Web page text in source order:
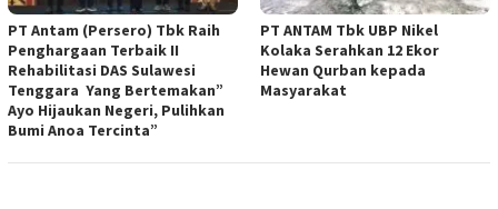
PT Antam (Persero) Tbk Raih
Penghargaan Terbaik II
Rehabilitasi DAS Sulawesi
Tenggara Yang Bertemakan”
Ayo Hijaukan Negeri, Pulihkan
Bumi Anoa Tercinta”
PT ANTAM Tbk UBP Nikel
Kolaka Serahkan 12 Ekor
Hewan Qurban kepada
Masyarakat